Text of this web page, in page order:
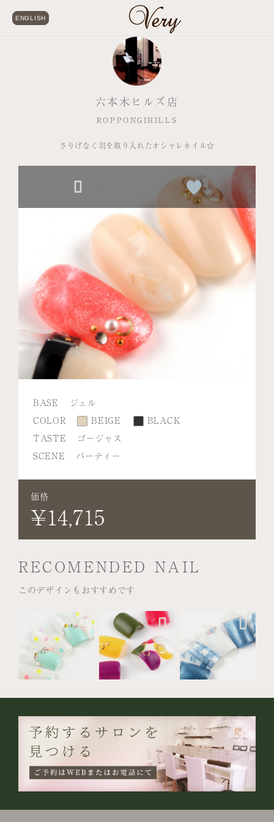
ENGLISH
六本木ヒルズ店
ROPPONGIHILLS
さりげなく羽を取り入れたオシャレネイル☆
BASE
ジェル
COLOR
BEIGE
BLACK
TASTE
ゴージャス
SCENE
パーティー
価格
¥14,715
1
RECOMENDED NAIL
このデザインもおすすめです